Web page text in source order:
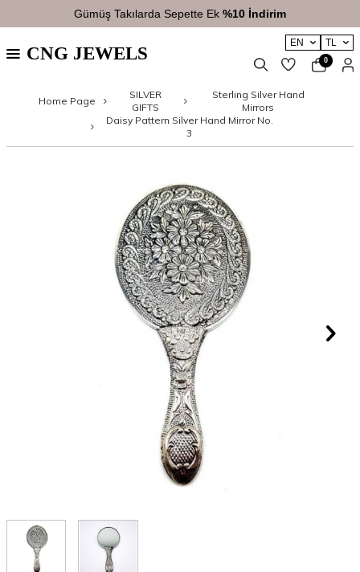
Gümüş Takılarda Sepette Ek %10 İndirim
EN TL
CNG JEWELS 0
Home Page
SILVER
GIFTS
Sterling Silver Hand
Mirrors
Daisy Pattern Silver Hand Mirror No.
3